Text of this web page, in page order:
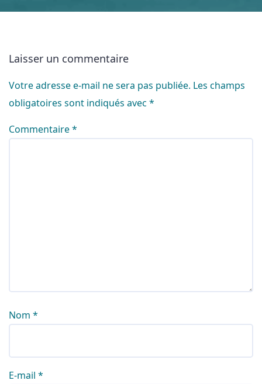
Laisser un commentaire
Votre adresse e-mail ne sera pas publiée. Les champs
obligatoires sont indiqués avec *
Commentaire*
Nom *
E-mail *